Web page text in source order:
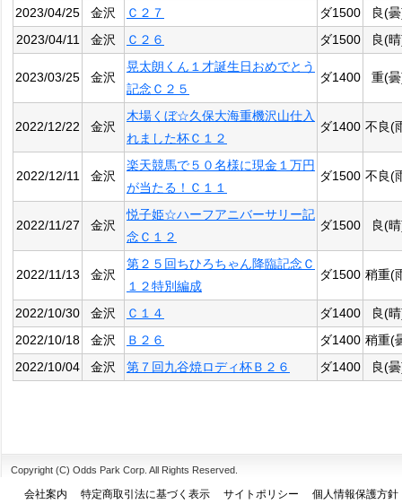
2023/04/25
金沢 Ｃ２７ ダ1500
良(
2023/04/11
金沢 Ｃ２６ ダ1500 良(
2023/03/25 金沢
晃太朗くん１才誕生日おめでとう
記念Ｃ２５
ダ1400 重(
2022/12/22 金沢
木場くぼ☆久保大海重機沢山仕入
れました杯Ｃ１２
ダ1400 不良(
2022/12/11 金沢
楽天競馬で５０名様に現金１万円
が当たる！Ｃ１１
ダ1500 不良(
2022/11/27 金沢
悦子姫☆ハーフアニバーサリー記
念Ｃ１２
ダ1500 良(
2022/11/13 金沢
第２５回ちひろちゃん降臨記念Ｃ
１２特別編成
ダ1500 稍重(
2022/10/30 金沢 Ｃ１４ ダ1400
良(
2022/10/18
金沢 Ｂ２６ ダ1400 稍重(
2022/10/04
金沢 第７回九谷焼ロディ杯Ｂ２６ ダ1400 良(
Copyright (C) Odds Park Corp. All Rights Reserved.
会社案内 特定商取引法に基づく表示 サイトポリシー
個人情報保護方針